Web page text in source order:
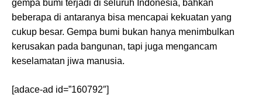
gempa bumi terjadi di seluruh Indonesia, bahkan
beberapa di antaranya bisa mencapai kekuatan yang
cukup besar. Gempa bumi bukan hanya menimbulkan
kerusakan pada bangunan, tapi juga mengancam
keselamatan jiwa manusia.
[adace-ad id=”160792″]